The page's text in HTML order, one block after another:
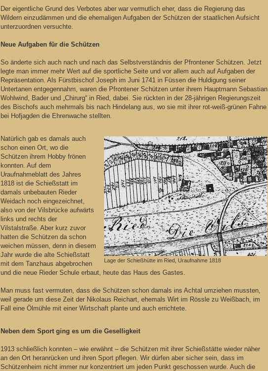
Der eigentliche Grund des Verbotes aber war vermutlich eher, dass die Regierung das
Wildern einzudämmen und die ehemaligen Aufgaben der Schützen der staatlichen Aufsicht
unterzuordnen versuchte.
Neue Aufgaben für die Schützen
So änderte sich auch nach und nach das Selbstverständnis der Pfrontener Schützen. Jetzt
legte man immer mehr Wert auf die sportliche Seite und vor allem auch auf Aufgaben der
Repräsentation. Als Fürstbischof Joseph im Juni 1741 in Füssen die Huldigung seiner
Untertanen entgegennahm, waren die Pfrontener Schützen unter ihrem Hauptmann Sebastian
Wohlwind, Bader und „Chirurg“ in Ried, dabei. Sie rückten in der 28-jährigen Regierungszeit
des Bischofs auch mehrmals bis nach Hindelang aus, wo sie mit ihrer rot-weiß-grünen Fahne
bei Hofjagden die Ehrenwache stellten.
Lage der Schießhütte im Ried, Uraufnahme 1818
Natürlich gab es damals auch
schon einen Ort, wo die
Schützen ihrem Hobby frönen
konnten. Auf dem
Uraufnahmeblatt des Jahres
1818 ist die Schießstatt im
damals unbebauten Rieder
Weidach noch eingezeichnet,
also von der Vilsbrücke aufwärts
links und rechts der
Vilstalstraße. Aber kurz zuvor
hatten die Schützen da schon
weichen müssen, denn in diesem
Jahr wurde die alte Schießstatt
mit dem Tanzhaus abgebrochen
und die neue Rieder Schule erbaut, heute das Haus des Gastes.
Man muss fast vermuten, dass die Schützen schon damals ins Achtal umziehen mussten,
weil gerade um diese Zeit der Nikolaus Reichart, ehemals Wirt im Rössle zu Weißbach, im
Fall eine Ölmühle mit einer Wirtschaft plante und auch errichtete.
Neben dem Sport ging es um die Geselligkeit
1913 schließlich konnten – wie erwähnt – die Schützen mit ihrer Schießstätte wieder näher
an den Ort heranrücken und ihren Sport pflegen. Wir dürfen aber sicher sein, dass im
Schützenheim nicht immer nur konzentriert um jeden Punkt geschossen wurde. Auch die